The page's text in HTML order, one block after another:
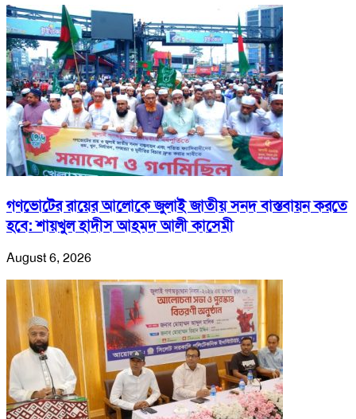
গণভোটের রায়ের আলোকে জুলাই জাতীয় সনদ বাস্তবায়ন করতে
হবে: শায়খুল হাদীস আহমদ আলী কাসেমী
August 6, 2026